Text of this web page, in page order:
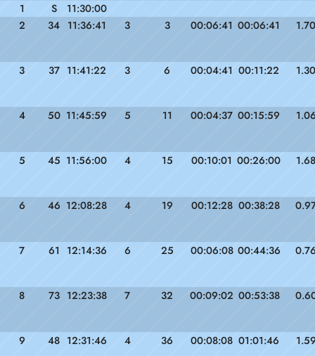
1
S
11:30:00
2
34 11:36:41 3 3 00:06:41 00:06:41 1.70
3 37 11:41:22 3 6 00:04:41 00:11:22 1.30
4 50 11:45:59 5 11 00:04:37 00:15:59
5 45 11:56:00 4 15 00:10:01 00:26:00 1.68
6 46 12:08:28 4 19 00:12:28 00:38:28
7 61 12:14:36 6 25 00:06:08 00:44:36
8 73 12:23:38 7 32 00:09:02 00:53:38
9 48 12:31:46 4 36 00:08:08 01:01:46